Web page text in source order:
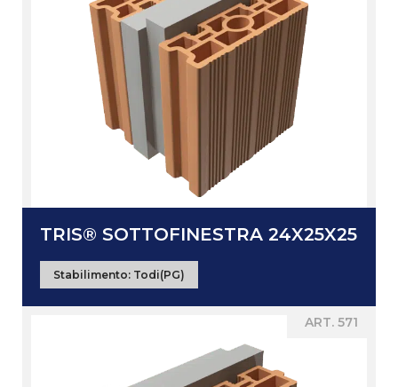
TRIS® SOTTOFINESTRA 24X25X25
Stabilimento: Todi(PG)
ART. 571